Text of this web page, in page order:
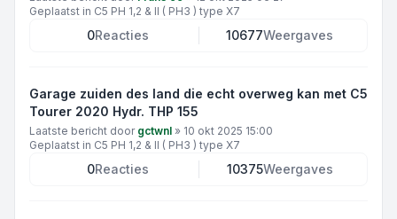
Geplaatst in C5 PH 1,2 & II ( PH3 ) type X7
0Reacties 10677Weergaves
Garage zuiden des land die echt overweg kan met C5
Tourer 2020 Hydr. THP 155
Laatste bericht door gctwnl » 10 okt 2025 15:00
Geplaatst in C5 PH 1,2 & II ( PH3 ) type X7
0Reacties 10375Weergaves